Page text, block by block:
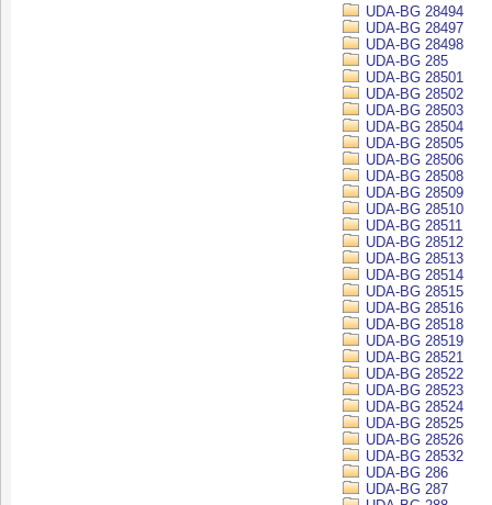
UDA-BG 28494
UDA-BG 28497
UDA-BG 28498
UDA-BG 285
UDA-BG 28501
UDA-BG 28502
UDA-BG 28503
UDA-BG 28504
UDA-BG 28505
UDA-BG 28506
UDA-BG 28508
UDA-BG 28509
UDA-BG 28510
UDA-BG 28511
UDA-BG 28512
UDA-BG 28513
UDA-BG 28514
UDA-BG 28515
UDA-BG 28516
UDA-BG 28518
UDA-BG 28519
UDA-BG 28521
UDA-BG 28522
UDA-BG 28523
UDA-BG 28524
UDA-BG 28525
UDA-BG 28526
UDA-BG 28532
UDA-BG 286
UDA-BG 287